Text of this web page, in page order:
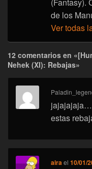
(Fantasy).
de los
Ver todas
12 comentarios en
Nehek (XI): Rebajas»
estas
airael10/01/